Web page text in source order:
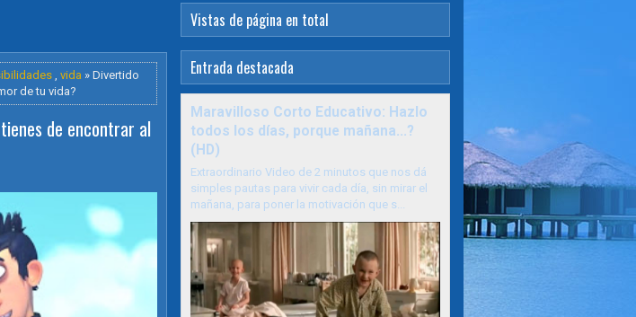
, vida » Divertido
de tu vida?
de encontrar al
Vistas de página en total
Entrada destacada
Maravilloso Corto Educativo: Hazlo
todos los días, porque mañana...?
(HD)
Extraordinario Video de 2 minutos que nos dá
simples pautas para vivir cada día, sin mirar el
mañana, para poner la motivación que s...